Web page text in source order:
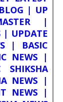
| UP
|
| UPDATE
| BASIC
NEWS |
NEWS |
NEWS |